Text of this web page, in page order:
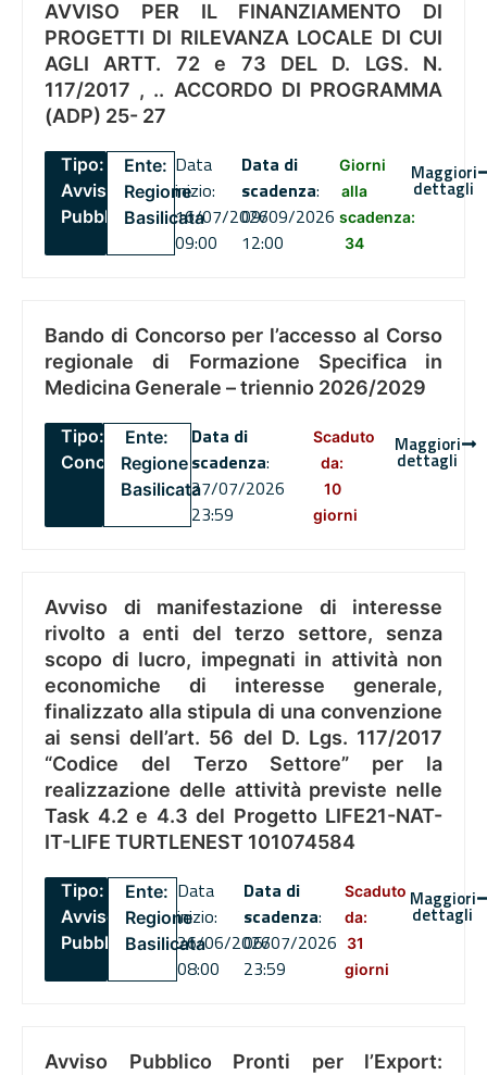
AVVISO PER IL FINANZIAMENTO DI
PROGETTI DI RILEVANZA LOCALE DI CUI
AGLI ARTT. 72 e 73 DEL D. LGS. N.
117/2017 , .. ACCORDO DI PROGRAMMA
(ADP) 25- 27
Tipo:
Avviso
Pubblico
Ente:
Regione
Basilicata
Data
inizio:
16/07/2026
09:00
Data di
scadenza:
09/09/2026
12:00
Giorni
alla
scadenza:
34
Maggiori
dettagli
Bando di Concorso per l’accesso al Corso
regionale di Formazione Specifica in
Medicina Generale – triennio 2026/2029
Tipo:
Concorsi
Ente:
Regione
Basilicata
Data di
scadenza:
27/07/2026
23:59
Scaduto
da:
10
giorni
Maggiori
dettagli
Avviso di manifestazione di interesse
rivolto a enti del terzo settore, senza
scopo di lucro, impegnati in attività non
economiche di interesse generale,
finalizzato alla stipula di una convenzione
ai sensi dell’art. 56 del D. Lgs. 117/2017
“Codice del Terzo Settore” per la
realizzazione delle attività previste nelle
Task 4.2 e 4.3 del Progetto LIFE21-NAT-
IT-LIFE TURTLENEST 101074584
Tipo:
Avviso
Pubblico
Ente:
Regione
Basilicata
Data
inizio:
26/06/2026
08:00
Data di
scadenza:
06/07/2026
23:59
Scaduto
da:
31
giorni
Maggiori
dettagli
Avviso Pubblico Pronti per l’Export: